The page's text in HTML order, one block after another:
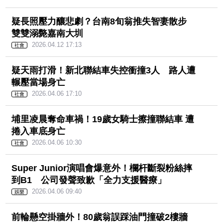
國際 2026.04.21 11:58
嘉南大圳
社會 2026.04.12 17:13
控衝撞3人 路人遭輾壓當場
身亡
2026.04.06 17:10
社會 2026.04.06 10:30
到B1 公司發聲致歉「全力支援醫療」